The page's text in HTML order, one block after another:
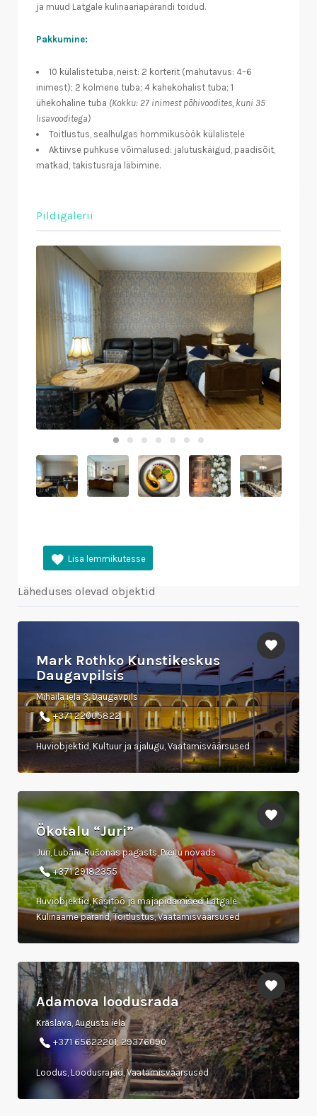
ja muud Latgale kulinaariapärandi toidud.
Pakkumine:
10 külalistetuba, neist: 2 korterit (mahutavus: 4–6
inimest); 2 kolmene tuba; 4 kahekohalist tuba; 1
ühekohaline tuba (Kokku: 27 inimest põhivoodites, kuni 35
lisavooditega)
Toitlustus, sealhulgas hommikusöök külalistele
Aktiivse puhkuse võimalused: jalutuskäigud, paadisõit,
matkad, takistusraja läbimine.
Pildigalerii
Läheduses olevad objektid
Mark Rothko Kunstikeskus
Daugavpilsis
Mihaila iela 3, Daugavpils
+371 22005822
Huviobjektid, Kultuur ja ajalugu, Vaatamisväärsused
Ökotalu “Juri”
Juri, Lubāni, Rušonas pagasts, Preiļu novads
+371 29182355
Huviobjektid, Käsitöö ja majapidamised, Latgale
Kulinaarne pärand, Toitlustus, Vaatamisväärsused
Adamova loodusrada
Krāslava, Augusta iela
+371 65622201; 29376090
Loodus, Loodusrajad, Vaatamisväärsused